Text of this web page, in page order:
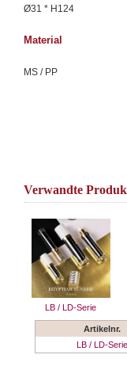
Ø31 * H124
Material
MS / PP
Verwandte
LB / LD-Serie
Artikelnr.
LB / LD-Serie